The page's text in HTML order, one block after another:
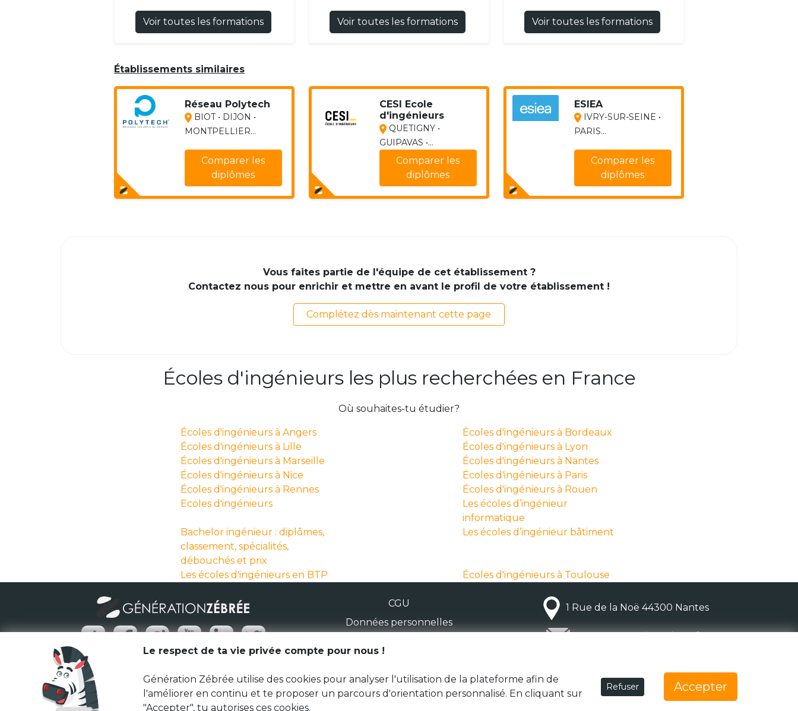
Voir toutes les formations Voir toutes les formations Voir toutes les formations
Établissements similaires
Réseau Polytech
BIOT • DIJON •
MONTPELLIER...
Comparer les
diplômes
CESI Ecole
d'ingénieurs
QUETIGNY •
GUIPAVAS •...
Comparer les
diplômes
ESIEA
IVRY-SUR-SEINE •
PARIS...
Comparer les
diplômes
Vous faites partie de l'équipe de cet établissement ?
Contactez nous pour enrichir et mettre en avant le profil de votre établissement !
Complétez dès maintenant cette page
Écoles d'ingénieurs les plus recherchées en France
Où souhaites-tu étudier?
Écoles d'ingénieurs à Angers
Écoles d'ingénieurs à Bordeaux
Écoles d'ingénieurs à Lille
Écoles d'ingénieurs à Lyon
Écoles d'ingénieurs à Marseille
Écoles d'ingénieurs à Nantes
Écoles d'ingénieurs à Nice
Écoles d'ingénieurs à Paris
Écoles d'ingénieurs à Rennes
Écoles d'ingénieurs à Rouen
Ecoles d'ingénieurs
Les écoles d’ingénieur
informatique
Bachelor ingénieur : diplômes,
classement, spécialités,
débouchés et prix
Les écoles d’ingénieur bâtiment
Les écoles d'ingénieurs en BTP Écoles d'ingénieurs à Toulouse
CGU
Données personnelles
1 Rue de la Noë 44300 Nantes
© Génération Zébrée 2026
Le respect de ta vie privée compte pour nous !
Génération Zébrée utilise des cookies pour analyser l'utilisation de la plateforme afin de
l'améliorer en continu et te proposer un parcours d'orientation personnalisé. En cliquant sur
"Accepter", tu autorises ces cookies.
Refuser Accepter